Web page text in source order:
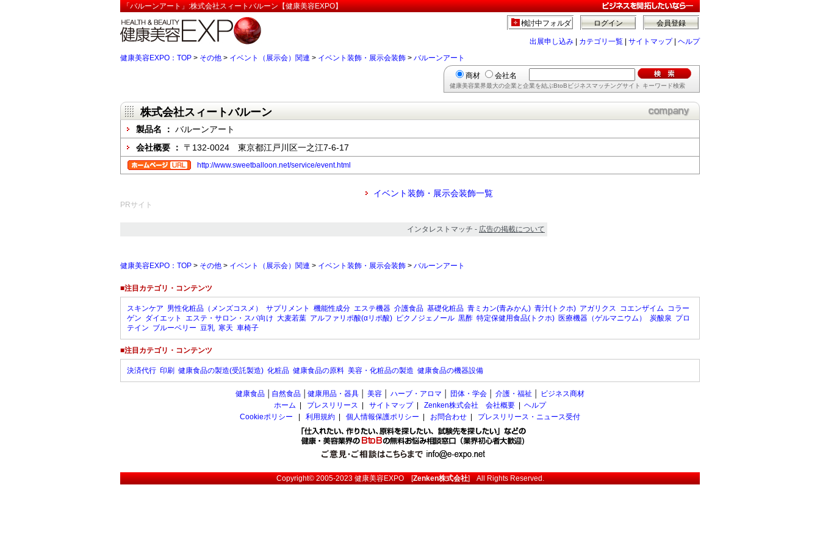
「バルーンアート」:株式会社スィートバルーン【健康美容EXPO】
会員登録
ログイン
検討中フォルダ
出展申し込み カテゴリ一覧 サイトマップ| ヘルプ
健康美容EXPO：TOP > その他 > イベント（展示会）関連 > イベント装飾・展示会装飾 > バルーンアート
商材 会社名
健康美容業界最大の企業と企業を結ぶBtoBビジネスマッチングサイト キーワード検索
株式会社スィートバルーン
製品名 ： バルーンアート
会社概要 ： 〒132-0024 東京都江戸川区一之江7-6-17
http://www.sweetballoon.net/service/event.html
イベント装飾・展示会装飾一覧
PRサイト
インタレストマッチ - 広告の掲載について
健康美容EXPO：TOP > その他 > イベント（展示会）関連 > イベント装飾・展示会装飾 > バルーンアート
■注目カテゴリ・コンテンツ
スキンケア 男性化粧品（メンズコスメ） サプリメント 機能性成分 エステ機器 介護食品 基礎化粧品 青ミカン(青みかん) 青汁(トクホ) アガリクス コエンザイム コラー
ゲン ダイエット エステ・サロン・スパ向け 大麦若葉 アルファリポ酸(αリポ酸) ピクノジェノール 黒酢 特定保健用食品(トクホ) 医療機器（ゲルマニウム） 炭酸泉 プロ
テイン ブルーベリー 豆乳 寒天 車椅子
■注目カテゴリ・コンテンツ
決済代行 印刷 健康食品の製造(受託製造) 化粧品 健康食品の原料 美容・化粧品の製造 健康食品の機器設備
健康食品 自然食品 健康用品・器具 美容 ハーブ・アロマ 団体・学会 介護・福祉
ビジネス商材
ホーム
プレスリリース サイトマップ| Zenken株式会社 会社概要
ヘルプ
Cookieポリシー
利用規約 個人情報保護ポリシー お問合わせ プレスリリース・ニュース受付
Copyright© 2005-2023健康美容EXPO[Zenken株式会社] All Rights Reserved.